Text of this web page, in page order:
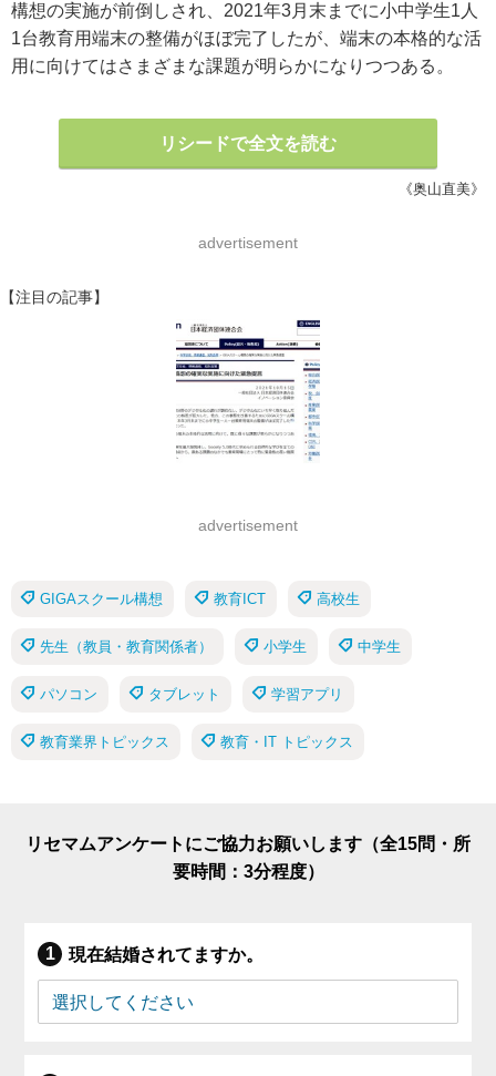
構想の実施が前倒しされ、2021年3月末までに小中学生1人
1台教育用端末の整備がほぼ完了したが、端末の本格的な活
用に向けてはさまざまな課題が明らかになりつつある。
リシードで全文を読む
《奥山直美》
advertisement
【注目の記事】
advertisement
GIGAスクール構想 教育ICT 高校生
先生（教員・教育関係者） 小学生 中学生
パソコン タブレット 学習アプリ
教育業界トピックス 教育・IT トピックス
リセマムアンケートにご協力お願いします（全15問・所
要時間：3分程度）
現在結婚されてますか。